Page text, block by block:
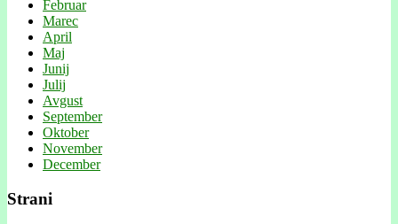
Februar
Marec
April
Maj
Junij
Julij
Avgust
September
Oktober
November
December
Strani